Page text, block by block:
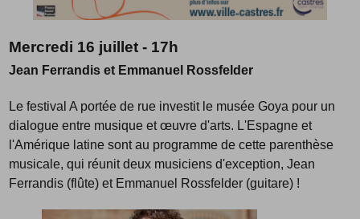
Mercredi 16 juillet - 17h
Jean Ferrandis et Emmanuel Rossfelder
Le festival A portée de rue investit le musée Goya pour un
dialogue entre musique et œuvre d'arts. L'Espagne et
l'Amérique latine sont au programme de cette parenthèse
musicale, qui réunit deux musiciens d'exception, Jean
Ferrandis (flûte) et Emmanuel Rossfelder (guitare) !